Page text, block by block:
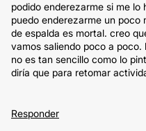
podido enderezarme si me lo
puedo enderezarme un poco
de espalda es mortal. creo
vamos saliendo poco a
no es tan sencillo como lo
diría que para retomar
Responder